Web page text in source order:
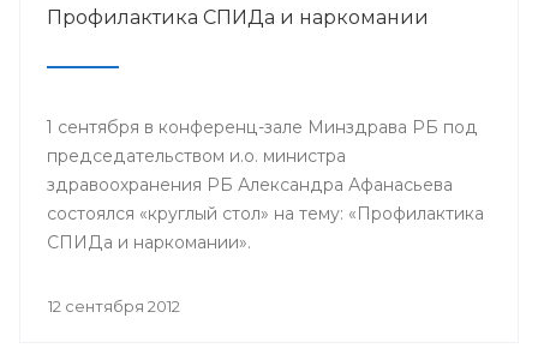
Профилактика СПИДа и наркомании
1 сентября в конференц-зале Минздрава РБ под
председательством и.о. министра
здравоохранения РБ Александра Афанасьева
состоялся «круглый стол» на тему: «Профилактика
СПИДа и наркомании».
12 сентября 2012